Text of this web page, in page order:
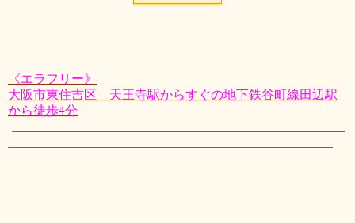
《エラフリー》
大阪市東住吉区 天王寺駅からすぐの地下鉄谷町線田辺駅
から徒歩4分